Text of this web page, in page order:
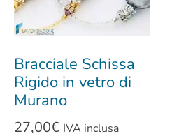
Bracciale Schissa
Rigido in vetro di
Murano
27,00€ IVA inclusa